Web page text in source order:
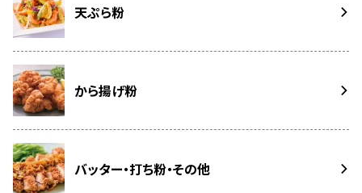
天ぷら粉
から揚げ粉
バッター・打ち粉・その他